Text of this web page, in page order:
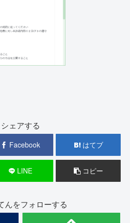
シェアする
Facebook はてブ
LINE コピー
んをフォローする